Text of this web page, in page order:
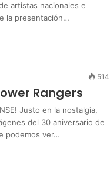
artistas nacionales e
la presentación…
514
Rangers
Justo en la nostalgia,
del 30 aniversario de
podemos ver…